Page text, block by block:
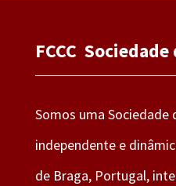
FCCC
Somos uma Sociedade
independente e
de Braga, Portugal,